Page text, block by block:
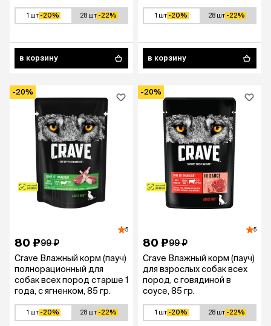
1 шт -20% 28 шт -22%
в корзину
1 шт -20% 28 шт -22%
в корзину
-20%
5
80 ₽99 ₽
Crave Влажный корм (пауч)
полнорационный для
собак всех пород старше 1
года, с ягненком, 85 гр.
1 шт -20% 28 шт -22%
-20%
5
80 ₽99 ₽
Crave Влажный корм (пауч)
для взрослых собак всех
пород, с говядиной в
соусе, 85 гр.
1 шт -20% 28 шт -22%